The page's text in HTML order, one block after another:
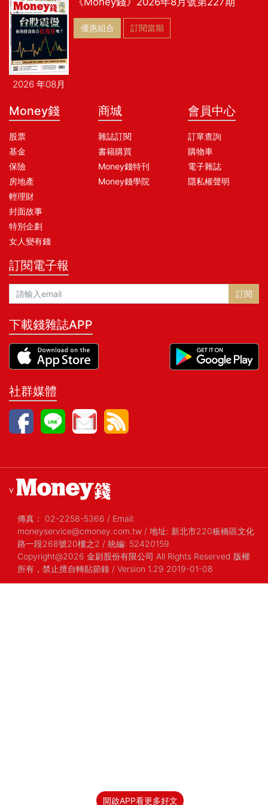
開啟APP看更多好文
2026 年08月
優惠組合 訂閱當期
Money錢
股票
基金
保險
房地產
輕理財
封面故事
特別企劃
女人變有錢
商城
雜誌訂閱
書籍購買
Money錢特刊
Money錢學院
會員中心
訂單查詢
購物車
電子雜誌
隱私權聲明
訂閱電子報
訂閱
下載錢雜誌APP
社群媒體
v
傳真： 02-2258-5366 / Email:
moneyservice@cmoney.com.tw / 地址: 新北市220板橋區文化
路一段268號20樓之2 / 統編: 52420159
Copyright@2026 金尉股份有限公司 All Rights Reserved 版權
所有，禁止擅自轉貼節錄 / Version 1.29 2019-01-08